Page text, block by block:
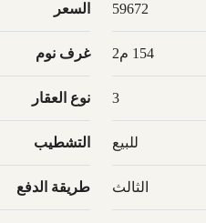
59672 السعر
154 م2 غرف نوم
3 نوع العقار
للبيع التشطيب
الثالث طريقة الدفع